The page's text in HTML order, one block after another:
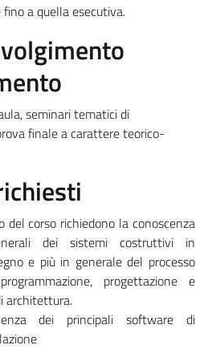
a quella esecutiva.
seminari tematici di
finale a carattere teorico-
corso richiedono la conoscenza
dei sistemi costruttivi in
e più in generale del processo
progettazione e
architettura.
dei principali software di